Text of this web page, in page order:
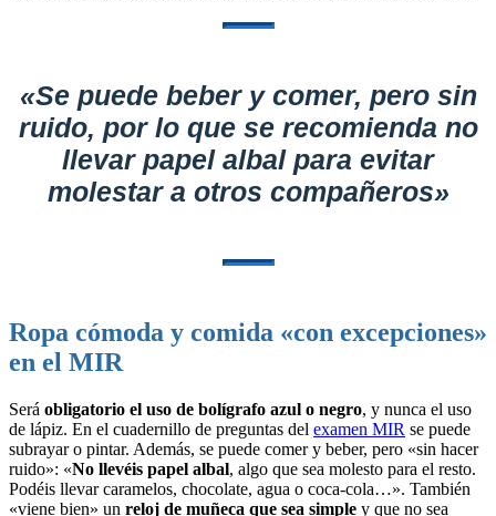
«Se puede beber y comer, pero sin
ruido, por lo que se recomienda no
llevar papel albal para evitar
molestar a otros compañeros»
Ropa cómoda y comida «con excepciones»
en el MIR
Será obligatorio el uso de bolígrafo azul o negro, y nunca el uso
de lápiz. En el cuadernillo de preguntas del examen MIR se puede
subrayar o pintar. Además, se puede comer y beber, pero «sin hacer
ruido»: «No llevéis papel albal, algo que sea molesto para el resto.
Podéis llevar caramelos, chocolate, agua o coca-cola…». También
«viene bien» un reloj de muñeca que sea simple y que no sea